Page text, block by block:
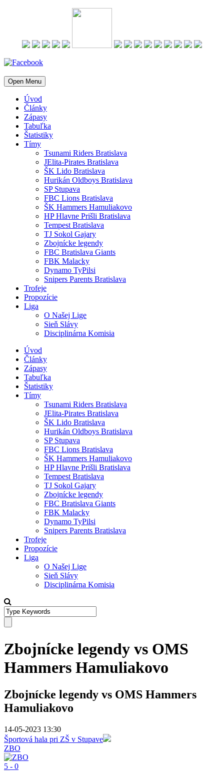
Open Menu
Úvod
Články
Zápasy
Tabuľka
Štatistiky
Tímy
Tsunami Riders Bratislava
JElita-Pirates Bratislava
ŠK Lido Bratislava
Hurikán Oldboys Bratislava
SP Stupava
FBC Lions Bratislava
ŠK Hammers Hamuliakovo
HP Hlavne Prišli Bratislava
Tempest Bratislava
TJ Sokol Gajary
Zbojnícke legendy
FBC Bratislava Giants
FBK Malacky
Dynamo TyPilsi
Snipers Parents Bratislava
Trofeje
Propozície
Liga
O Našej Lige
Sieň Slávy
Disciplinárna Komisia
Úvod
Články
Zápasy
Tabuľka
Štatistiky
Tímy
Tsunami Riders Bratislava
JElita-Pirates Bratislava
ŠK Lido Bratislava
Hurikán Oldboys Bratislava
SP Stupava
FBC Lions Bratislava
ŠK Hammers Hamuliakovo
HP Hlavne Prišli Bratislava
Tempest Bratislava
TJ Sokol Gajary
Zbojnícke legendy
FBC Bratislava Giants
FBK Malacky
Dynamo TyPilsi
Snipers Parents Bratislava
Trofeje
Propozície
Liga
O Našej Lige
Sieň Slávy
Disciplinárna Komisia
Zbojnícke legendy vs OMS
Hammers Hamuliakovo
Zbojnícke legendy vs OMS Hammers
Hamuliakovo
14-05-2023 13:30
Športová hala pri ZŠ v Stupave
ZBO
5 - 0